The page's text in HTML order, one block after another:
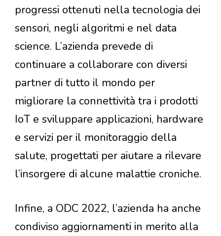
progressi ottenuti nella tecnologia dei
sensori, negli algoritmi e nel data
science. L’azienda prevede di
continuare a collaborare con diversi
partner di tutto il mondo per
migliorare la connettività tra i prodotti
IoT e sviluppare applicazioni, hardware
e servizi per il monitoraggio della
salute, progettati per aiutare a rilevare
l’insorgere di alcune malattie croniche.
Infine, a ODC 2022, l’azienda ha anche
condiviso aggiornamenti in merito alla